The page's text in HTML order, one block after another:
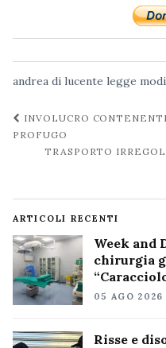
andrea di lucente legge
Navigazione
post
INVOLUCRO
PROFUGO
TRASPORTO
ARTICOLI RECENTI
Week and
chirurgia
05 AGO 2026
Risse e